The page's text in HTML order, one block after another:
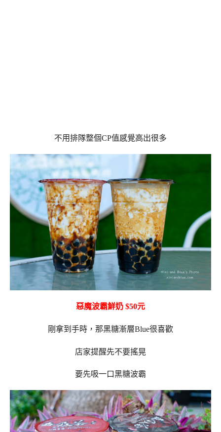
不用排隊整個CP值感覺高出很多
惡魔波霸鮮奶 $50元
剛拿到手時，那黑糖漸層Blue很喜歡
店家提醒先不要搖晃
要先吸一口黑糖波霸